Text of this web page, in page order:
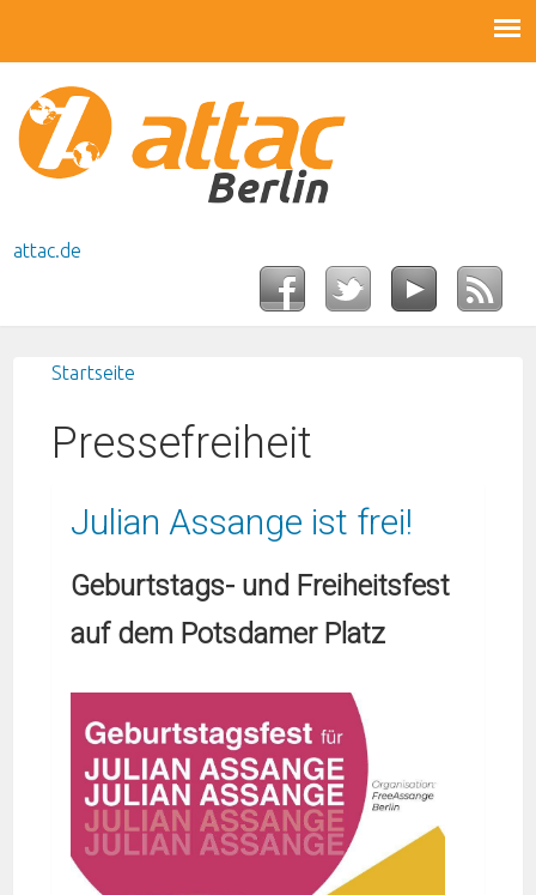
attac.de
Startseite
Pressefreiheit
Julian Assange ist frei!
Geburtstags- und Freiheitsfest
auf dem Potsdamer Platz